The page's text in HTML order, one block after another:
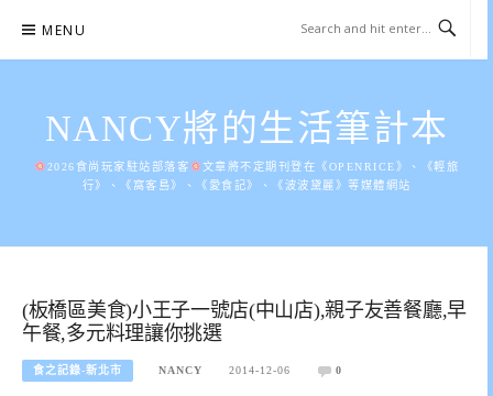
content
MENU
NANCY將的生活筆計本
2026食尚玩家駐站部落客
文章將不定期刊登在《OPENRICE》、《輕旅
行》、《窩客島》、《愛食記》、《波波黛麗》等媒體網站
(板橋區美食)小王子一號店(中山店),親子友善餐廳,早
午餐,多元料理讓你挑選
食之記錄-新北市 NANCY 2014-12-06 0